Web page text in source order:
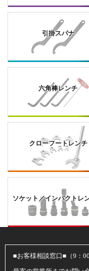
引掛スパナ
六角棒レンチ
クローフートレンチ
ソケット／インパクトレ
■お客様相談窓口■（9：